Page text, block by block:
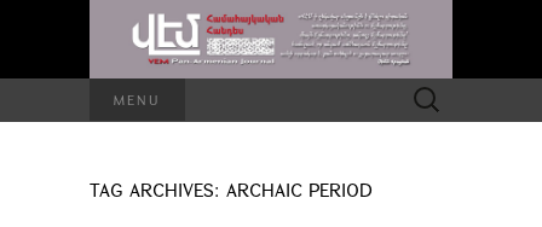
MENU
Search
for:
TAG ARCHIVES: ARCHAIC PERIOD